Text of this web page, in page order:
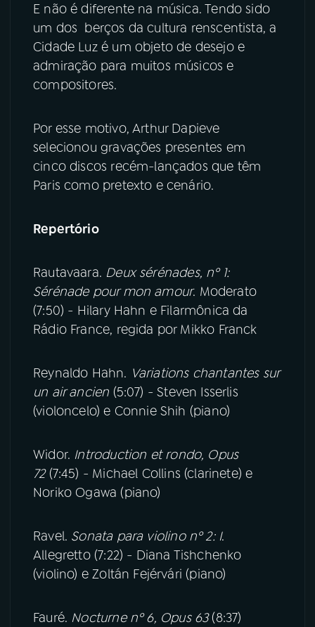
ACOMPANHE A RÁDIO MEC
Instagram X
E não é diferente na música. Tendo sido
um dos berços da cultura renscentista, a
Cidade Luz é um objeto de desejo e
admiração para muitos músicos e
compositores.
Por esse motivo, Arthur Dapieve
selecionou gravações presentes em
cinco discos recém-lançados que têm
Paris como pretexto e cenário.
Repertório
Rautavaara. Deux sérénades, nº 1:
Sérénade pour mon amour. Moderato
(7:50) - Hilary Hahn e Filarmônica da
Rádio France, regida por Mikko Franck
Reynaldo Hahn. Variations chantantes sur
un air ancien (5:07) - Steven Isserlis
(violoncelo) e Connie Shih (piano)
Widor. Introduction et rondo, Opus
72(7:45) - Michael Collins (clarinete) e
Noriko Ogawa (piano)
Ravel. Sonata para violino nº 2: I.
Allegretto (7:22) - Diana Tishchenko
(violino) e Zoltán Fejérvári (piano)
Fauré. Nocturne nº 6, Opus 63(8:37)